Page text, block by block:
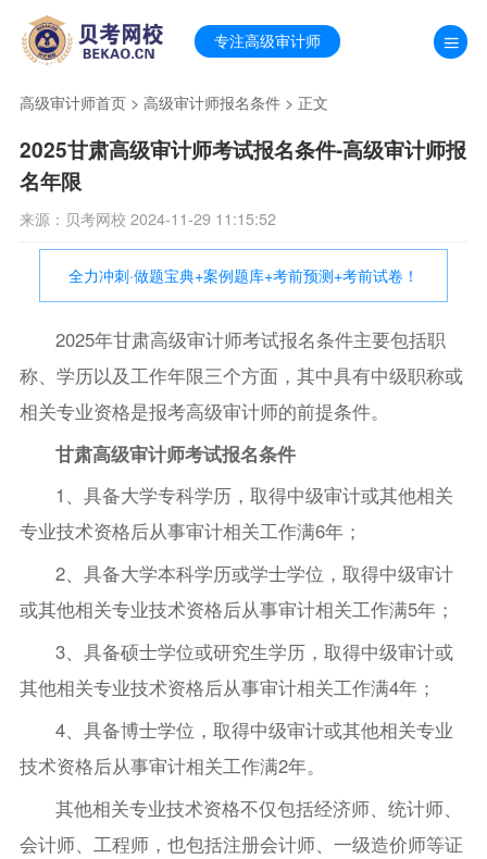
专注高级审计师
高级审计师首页> 高级审计师报名条件> 正文
2025甘肃高级审计师考试报名条件-高级审计师报
名年限
来源：贝考网校 2024-11-29 11:15:52
全力冲刺·做题宝典+案例题库+考前预测+考前试卷！
2025年甘肃高级审计师考试报名条件主要包括职
称、学历以及工作年限三个方面，其中具有中级职称或
相关专业资格是报考高级审计师的前提条件。
甘肃高级审计师考试报名条件
1、具备大学专科学历，取得中级审计或其他相关
专业技术资格后从事审计相关工作满6年；
2、具备大学本科学历或学士学位，取得中级审计
或其他相关专业技术资格后从事审计相关工作满5年；
3、具备硕士学位或研究生学历，取得中级审计或
其他相关专业技术资格后从事审计相关工作满4年；
4、具备博士学位，取得中级审计或其他相关专业
技术资格后从事审计相关工作满2年。
其他相关专业技术资格不仅包括经济师、统计师、
会计师、工程师，也包括注册会计师、一级造价师等证